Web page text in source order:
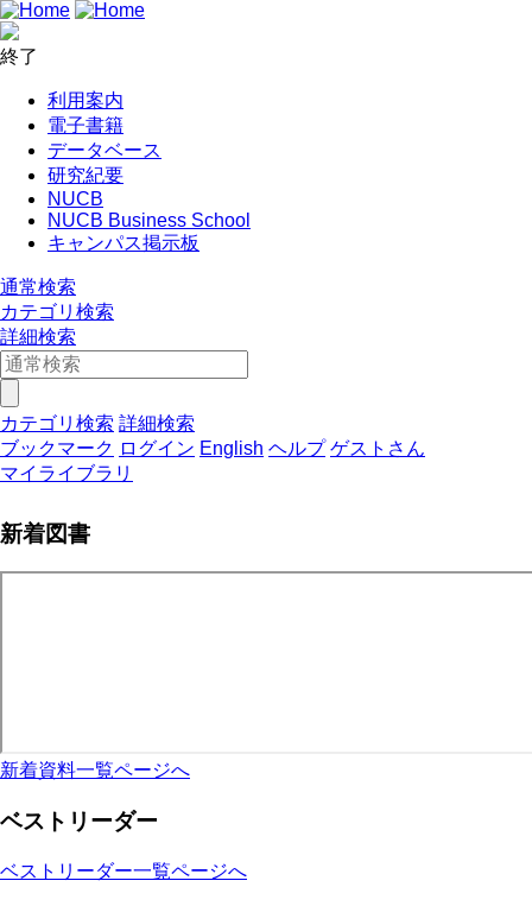
終了
利用案内
電子書籍
データベース
研究紀要
NUCB
NUCB Business School
キャンパス掲示板
通常検索
カテゴリ検索
詳細検索
カテゴリ検索 詳細検索
ブックマーク ログイン English ヘルプ ゲストさん
マイライブラリ
新着図書
新着資料一覧ページへ
ベストリーダー
ベストリーダー一覧ページへ